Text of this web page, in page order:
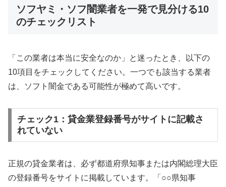
ソフヤミ・ソフ闇業者を一発で見分ける10
のチェックリスト
「この業者は本当に安全なのか」と迷ったとき、以下の
10項目をチェックしてください。一つでも該当する業者
は、ソフト闇金である可能性が極めて高いです。
チェック1：貸金業登録番号がサイトに記載さ
れていない
正規の貸金業者は、必ず都道府県知事または内閣総理大臣
の登録番号をサイトに掲載しています。「○○県知事